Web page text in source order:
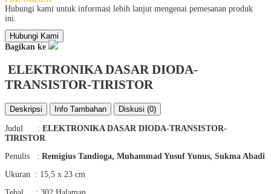
Hubungi kami untuk informasi lebih lanjut mengenai pemesanan produk
ini.
Hubungi Kami
Bagikan ke
ELEKTRONIKA DASAR DIODA-
TRANSISTOR-TIRISTOR
Deskripsi Info Tambahan Diskusi (0)
Judul : ELEKTRONIKA DASAR DIODA-TRANSISTOR-
TIRISTOR
Penulis : Remigius Tandioga, Muhammad Yusuf Yunus, Sukma Abadi
Ukuran : 15,5 x 23 cm